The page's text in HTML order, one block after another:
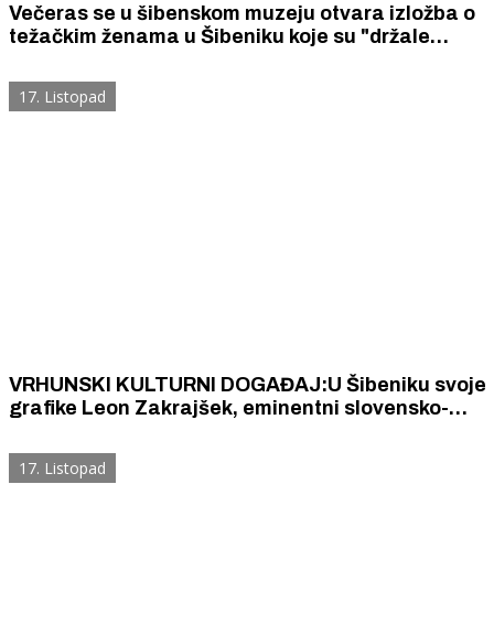
Večeras se u šibenskom muzeju otvara izložba o
težačkim ženama u Šibeniku koje su "držale
17. Listopad
VRHUNSKI KULTURNI DOGAĐAJ:U Šibeniku svoje
grafike Leon Zakrajšek, eminentni slovensko-
međunarodnom karijerom
17. Listopad